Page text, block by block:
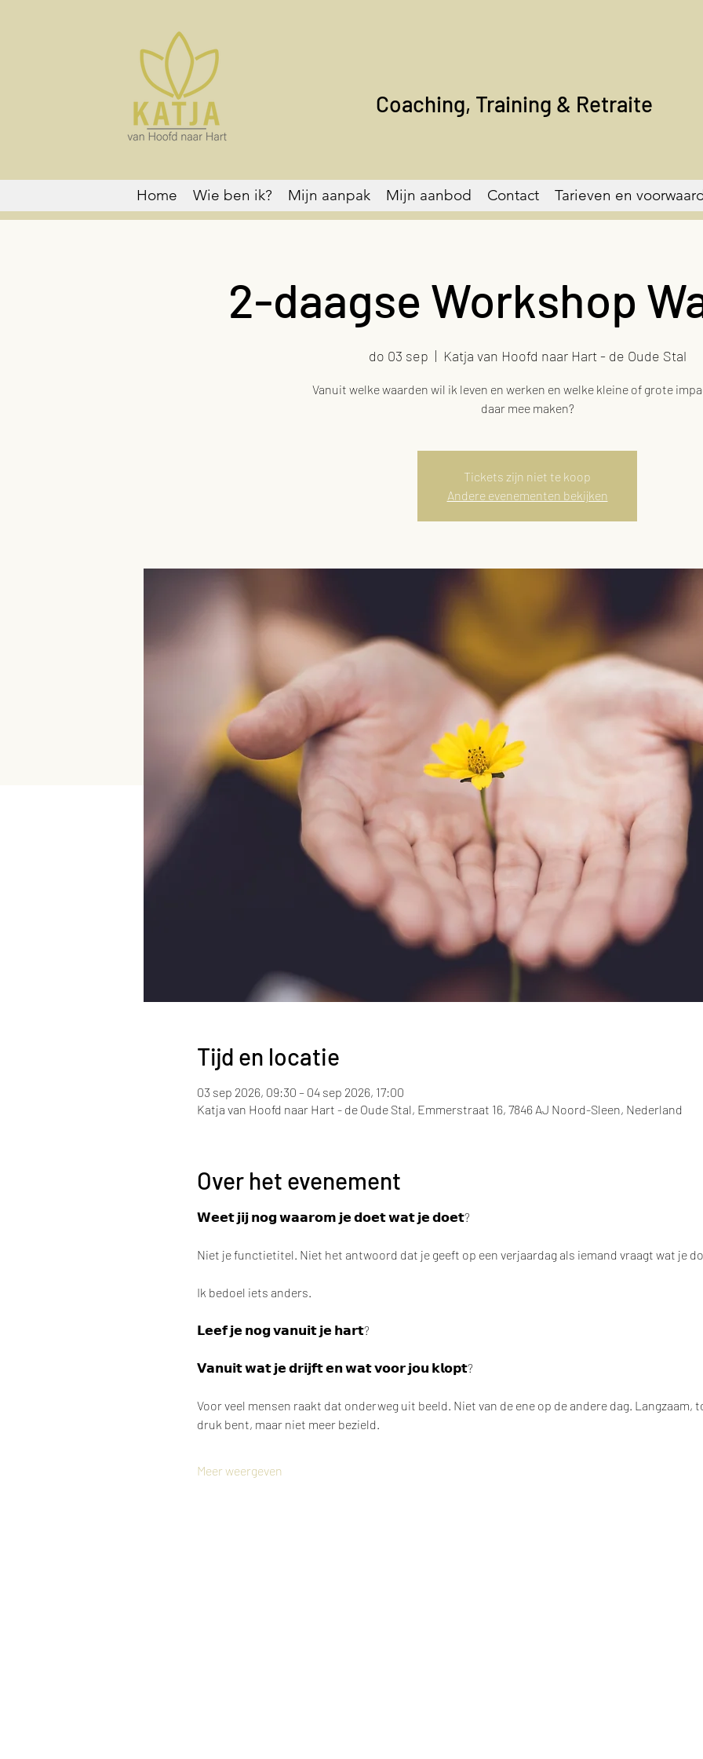
Coaching, Training & Retraite
Home Wie ben ik? Mijn aanpak Mijn aanbod Contact Tarieven en
2-daagse Workshop
do 03 sep
  |
Katja van Hoofd naar Hart - de Oude Stal
Vanuit welke waarden wil ik leven en werken en welke kleine of grote
daar mee maken?
Tickets zijn niet te koop
Andere evenementen bekijken
Tijd en locatie
03 sep 2026, 09:30 – 04 sep 2026, 17:00
Katja van Hoofd naar Hart - de Oude Stal, Emmerstraat 16, 7846 AJ Noord-Sleen, Nederland
Over het evenement
𝗪𝗲𝗲𝘁 𝗷𝗶𝗷 𝗻𝗼𝗴 𝘄𝗮𝗮𝗿𝗼𝗺 𝗷𝗲 𝗱𝗼𝗲𝘁 𝘄𝗮𝘁 𝗷𝗲 𝗱𝗼𝗲𝘁?
Niet je functietitel. Niet het antwoord dat je geeft op een verjaardag als iemand vraagt wat je
Ik bedoel iets anders.
𝗟𝗲𝗲𝗳 𝗷𝗲 𝗻𝗼𝗴 𝘃𝗮𝗻𝘂𝗶𝘁 𝗷𝗲 𝗵𝗮𝗿𝘁?
𝗩𝗮𝗻𝘂𝗶𝘁 𝘄𝗮𝘁 𝗷𝗲 𝗱𝗿𝗶𝗷𝗳𝘁 𝗲𝗻 𝘄𝗮𝘁 𝘃𝗼𝗼𝗿 𝗷𝗼𝘂 𝗸𝗹𝗼𝗽𝘁?
Voor veel mensen raakt dat onderweg uit beeld. Niet van de ene op de andere dag.
druk bent, maar niet meer bezield.
Meer weergeven